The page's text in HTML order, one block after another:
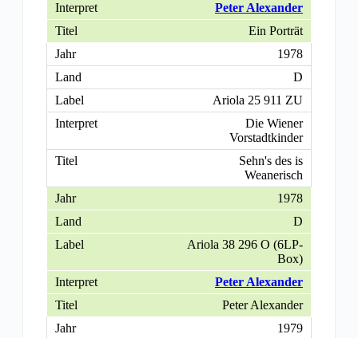
Peter Alexander
Ein Porträt
1978
D
Ariola 25 911 ZU
Die Wiener
Vorstadtkinder
Sehn's des is
Weanerisch
1978
D
Ariola 38 296 O (6LP-
Box)
Peter Alexander
Peter Alexander
1979